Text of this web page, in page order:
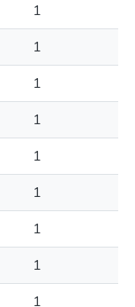
1
1
1
1
1
1
1
1
1